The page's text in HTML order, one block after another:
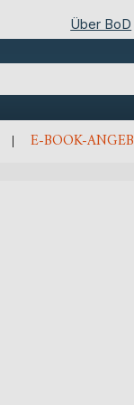
Über BoD
E-BOOK-